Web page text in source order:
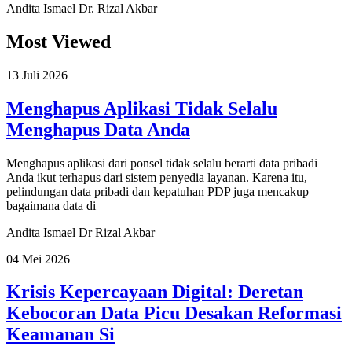
Andita Ismael Dr. Rizal Akbar
Most Viewed
13 Juli 2026
Menghapus Aplikasi Tidak Selalu
Menghapus Data Anda
Menghapus aplikasi dari ponsel tidak selalu berarti data pribadi
Anda ikut terhapus dari sistem penyedia layanan. Karena itu,
pelindungan data pribadi dan kepatuhan PDP juga mencakup
bagaimana data di
Andita Ismael Dr Rizal Akbar
04 Mei 2026
Krisis Kepercayaan Digital: Deretan
Kebocoran Data Picu Desakan Reformasi
Keamanan Si